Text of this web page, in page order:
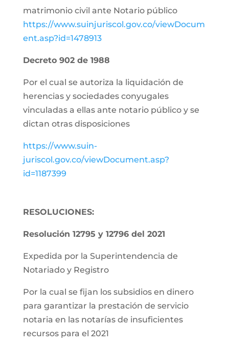
matrimonio civil ante Notario público
https://www.suinjuriscol.gov.co/viewDocum
ent.asp?id=1478913
Decreto 902 de 1988
Por el cual se autoriza la liquidación de
herencias y sociedades conyugales
vinculadas a ellas ante notario público y se
dictan otras disposiciones
https://www.suin-
juriscol.gov.co/viewDocument.asp?
id=1187399
RESOLUCIONES:
Resolución 12795 y 12796 del 2021
Expedida por la Superintendencia de
Notariado y Registro
Por la cual se fijan los subsidios en dinero
para garantizar la prestación de servicio
notaria en las notarías de insuficientes
recursos para el 2021